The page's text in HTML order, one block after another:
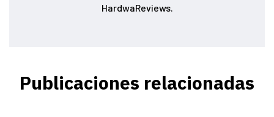
HardwaReviews.
Publicaciones relacionadas